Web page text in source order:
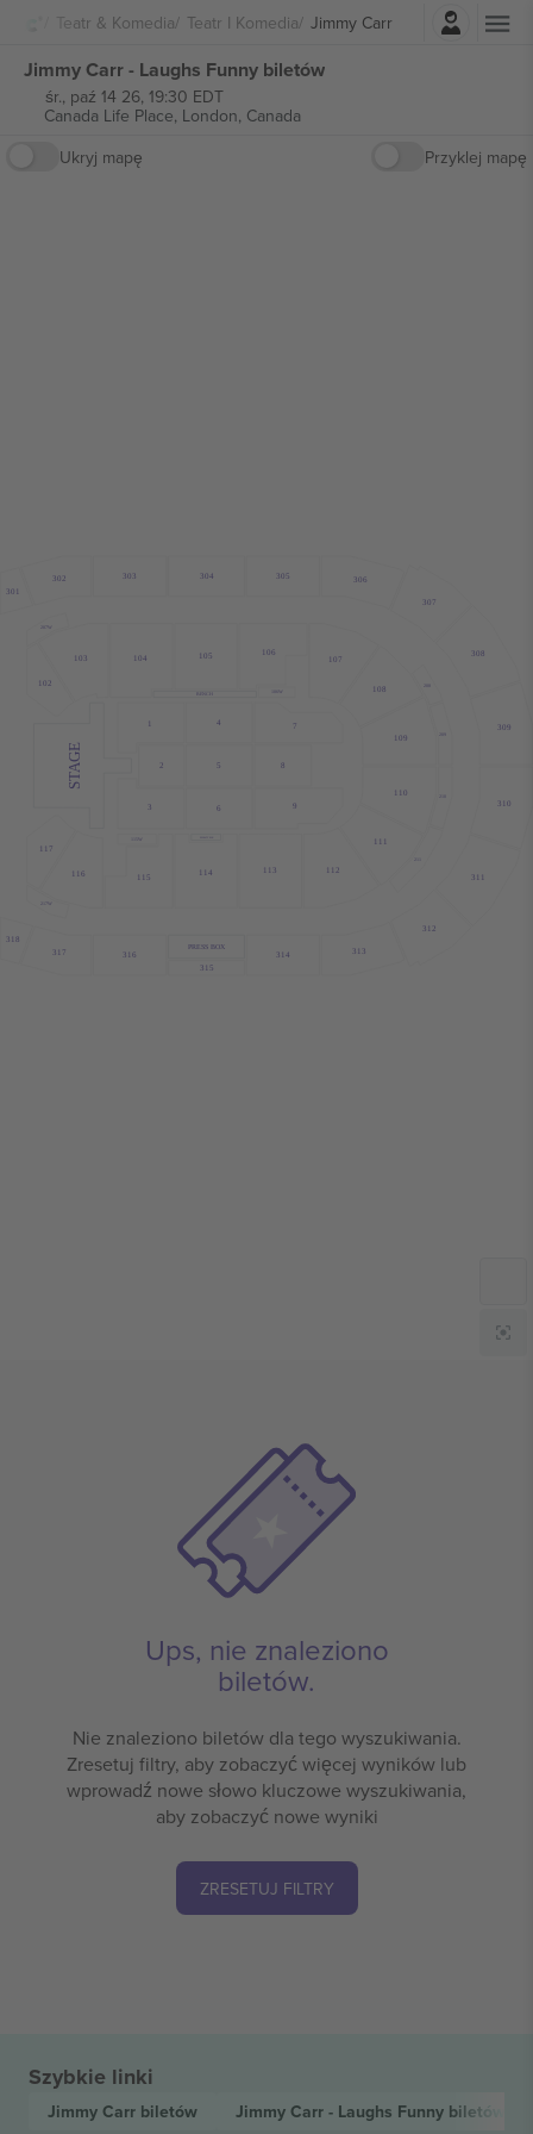
Teatr & Komedia Teatr I Komedia Jimmy Carr
Zaloguj sie
Jimmy Carr - Laughs Funny biletów
śr., paź 14 26, 19:30 EDT
Canada Life Place, London, Canada
Ukryj mapę
Przyklej mapę
3 6 9
8
5
2
4 7
102
103 104 105 106
107
108
109
110
111
112
114
115
116
117
210
207W
318
317 316
315
314 313
312
311
310
309
308
307
306
305
304
303
302
301
STAGE
PRESS BOX
Ups, nie znaleziono
biletów.
Nie znaleziono biletów dla tego wyszukiwania.
Zresetuj filtry, aby zobaczyć więcej wyników lub
wprowadź nowe słowo kluczowe wyszukiwania,
aby zobaczyć nowe wyniki
ZRESETUJ FILTRY
Szybkie linki
Jimmy Carr biletów Jimmy Carr - Laughs Funny biletów